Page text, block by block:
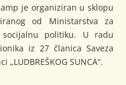
je organiziran u sklopu
od Ministarstva za
politiku. U radu
iz 27 članica Saveza
SUNCA“.